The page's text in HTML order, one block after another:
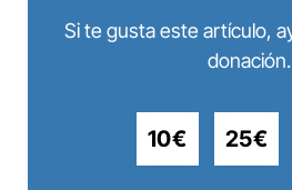
Si te gusta este artículo,
donación.
10€ 25€